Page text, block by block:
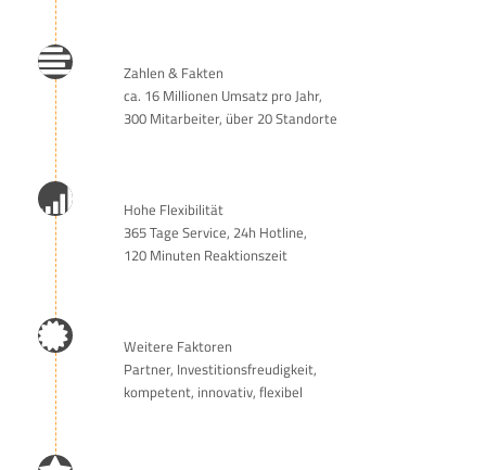
Zahlen & Fakten
ca. 16 Millionen Umsatz pro Jahr,
300 Mitarbeiter, über 20 Standorte
Hohe Flexibilität
365 Tage Service, 24h Hotline,
120 Minuten Reaktionszeit
Weitere Faktoren
Partner, Investitionsfreudigkeit,
kompetent, innovativ, flexibel